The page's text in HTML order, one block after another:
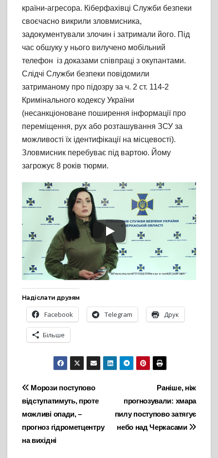
країни-агресора. Кіберфахівці Служби безпеки
своєчасно викрили зловмисника,
задокументували злочин і затримали його. Під
час обшуку у нього вилучено мобільний
телефон із доказами співпраці з окупантами.
Слідчі Служби безпеки повідомили
затриманому про підозру за ч. 2 ст. 114-2
Кримінального кодексу України
(несанкціоноване поширення інформації про
переміщення, рух або розташування ЗСУ за
можливості їх ідентифікації на місцевості).
Зловмисник перебуває під вартою. Йому
загрожує 8 років тюрми.
Надіслати друзям
Facebook Telegram Друк
Більше
Навігація
записів
Раніше, ніж
прогнозували: хмара
пилу поступово затягує
небо над Черкасами
Морози поступово
відступатимуть, проте
можливі опади, –
прогноз гідрометцентру
на вихідні